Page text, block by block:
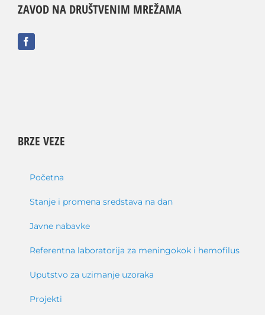
ZAVOD NA DRUŠTVENIM MREŽAMA
BRZE VEZE
Početna
Stanje i promena sredstava na dan
Javne nabavke
Referentna laboratorija za meningokok i hemofilus
Uputstvo za uzimanje uzoraka
Projekti